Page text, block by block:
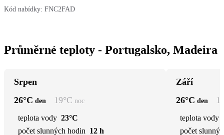
Kód nabídky: FNC2FAD
Průměrné teploty - Portugalsko, Madeira
Srpen
26°C den 19°C noc
teplota vody 23°C
počet slunných hodin 12 h
Září
26°C den
teplota vody
počet